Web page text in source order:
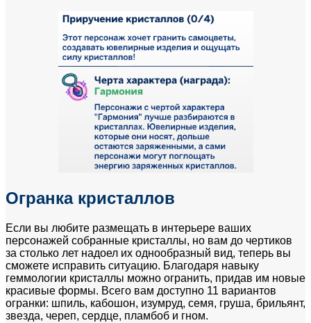
Огранка кристаллов
Если вы любите размещать в интерьере ваших
персонажей собранные кристаллы, но вам до чертиков
за столько лет надоел их однообразный вид, теперь вы
сможете исправить ситуацию. Благодаря навыку
геммологии кристаллы можно огранить, придав им новые
красивые формы. Всего вам доступно 11 вариантов
огранки: шпиль, кабошон, изумруд, семя, груша, брильянт,
звезда, череп, сердце, пламбоб и гном.